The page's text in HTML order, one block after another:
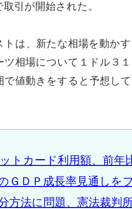
引が開始された。
は、新たな相場を動か
ツ相場について１ドル３
で値動きをすると予想し
トカード利用額、前年
ＧＤＰ成長率見通しを
方法に問題、憲法裁判